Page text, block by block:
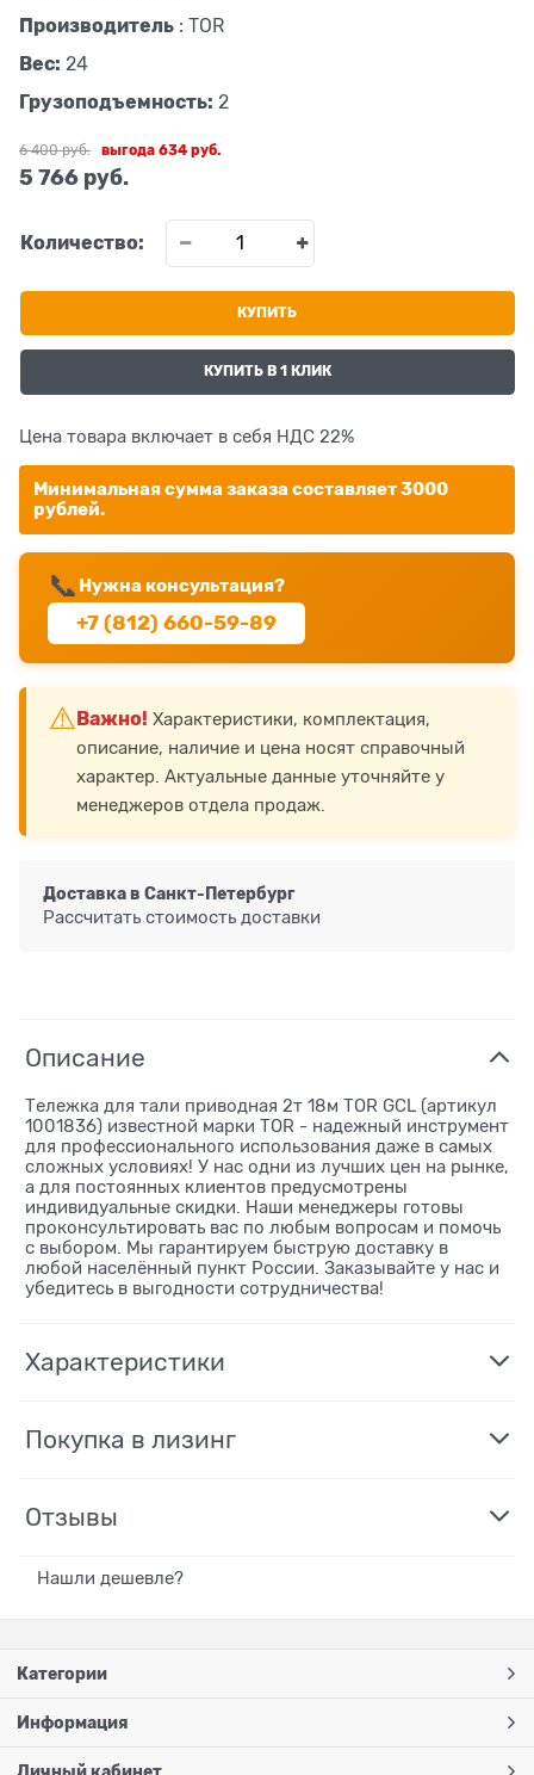
Производитель : TOR
Вес: 24
Грузоподъемность: 2
6 400 руб.
5 766 руб.
выгода634 руб.
Количество:
КУПИТЬ
КУПИТЬ В 1 КЛИК
Цена товара включает в себя НДС 22%
Минимальная сумма заказа составляет 3000
рублей.
📞 Нужна консультация?
+7 (812) 660-59-89
⚠️Важно! Характеристики, комплектация,
описание, наличие и цена носят справочный
характер. Актуальные данные уточняйте у
менеджеров отдела продаж.
Доставка в Санкт-Петербург
Рассчитать стоимость доставки
Описание
Тележка для тали приводная 2т 18м TOR GCL (артикул
1001836) известной марки TOR - надежный инструмент
для профессионального использования даже в самых
сложных условиях! У нас одни из лучших цен на рынке,
а для постоянных клиентов предусмотрены
индивидуальные скидки. Наши менеджеры готовы
проконсультировать вас по любым вопросам и помочь
с выбором. Мы гарантируем быструю доставку в
любой населённый пункт России. Заказывайте у нас и
убедитесь в выгодности сотрудничества!
Характеристики
Покупка в лизинг
Отзывы
Нашли дешевле?
Категории
Информация